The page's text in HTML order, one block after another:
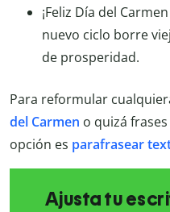
¡Feliz Día del
nuevo ciclo borre
de prosperidad.
Para reformular
del Carmen o quizá
opción es parafrasear
Ajusta tu